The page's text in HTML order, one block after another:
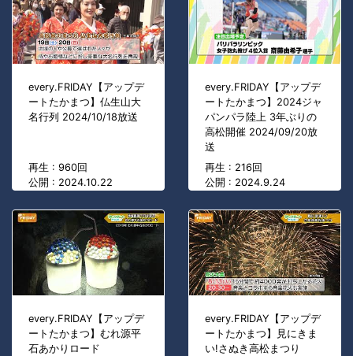
every.FRIDAY【アップデ
ートたかまつ】仏生山大
名行列 2024/10/18放送
再生 : 960回
公開 : 2024.10.22
every.FRIDAY【アップデ
ートたかまつ】2024ジャ
パンパラ陸上 3年ぶりの
高松開催 2024/09/20放
送
再生 : 216回
公開 : 2024.9.24
every.FRIDAY【アップデ
ートたかまつ】むれ源平
石あかりロード
every.FRIDAY【アップデ
ートたかまつ】見にきま
い!さぬき高松まつり